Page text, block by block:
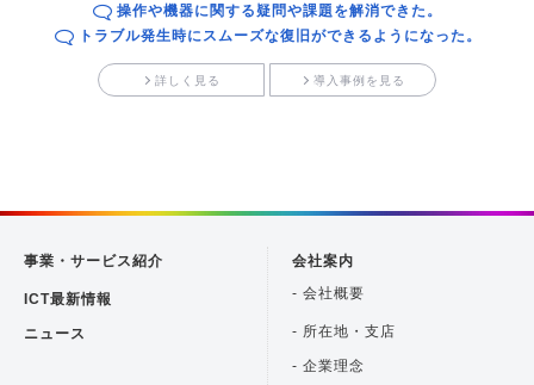
操作や機器に関する疑問や課題を解消できた。
トラブル発生時にスムーズな復旧ができるようになった。
詳しく見る 導入事例を見る
事業・サービス紹介
ICT最新情報
ニュース
会社案内
- 会社概要
- 所在地・支店
- 企業理念